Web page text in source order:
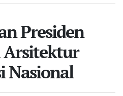
Presiden
Arsitektur
Nasional